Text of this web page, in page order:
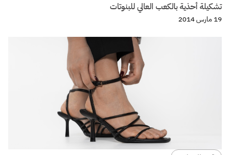
تشكيلة أحذية بالكعب العالي للبنوتات
19 مارس 2014